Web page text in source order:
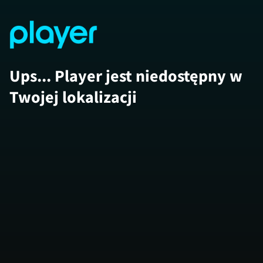
Ups... Player jest niedostępny w
Twojej lokalizacji